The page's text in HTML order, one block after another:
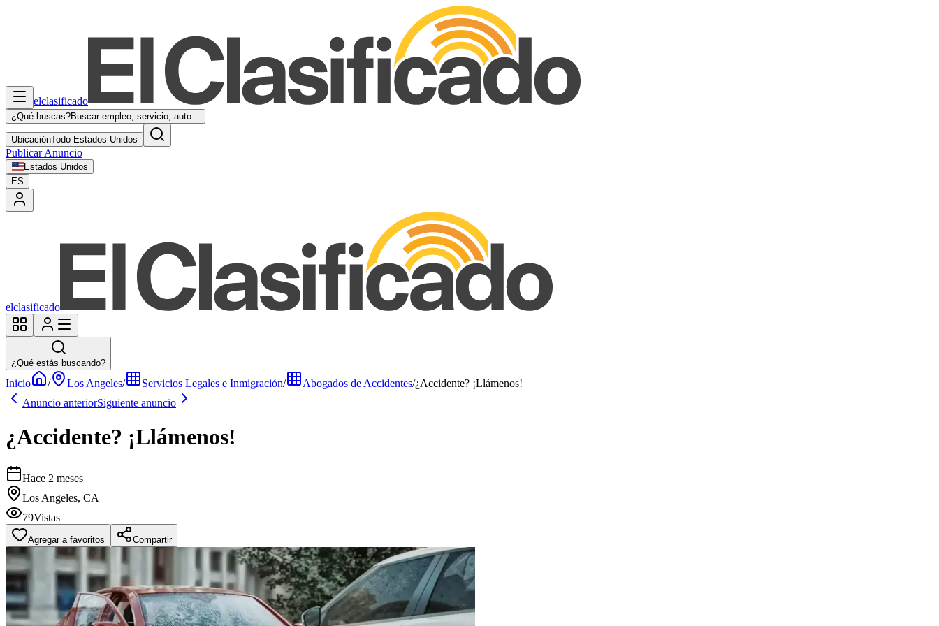
elclasificado
¿Qué buscas?Buscar empleo, servicio, auto...
UbicaciónTodo Estados Unidos
Publicar Anuncio
Estados Unidos
ES
elclasificado
¿Qué estás buscando?
Inicio / Los Angeles/ Servicios Legales e Inmigración/ Abogados de Accidentes/¿Accidente? ¡Llámenos!
Anuncio anteriorSiguiente anuncio
¿Accidente? ¡Llámenos!
Hace 2 meses
Los Angeles, CA
79Vistas
Agregar a favoritos Compartir